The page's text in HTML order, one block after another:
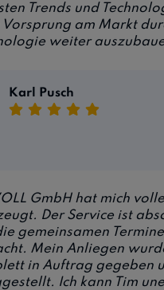
Trends und
Vorsprung am Markt
weiter
Karl Pusch
GmbH hat mich
Der Service ist
gemeinsamen
Mein Anliegen
in Auftrag gegeben
Ich kann Tim